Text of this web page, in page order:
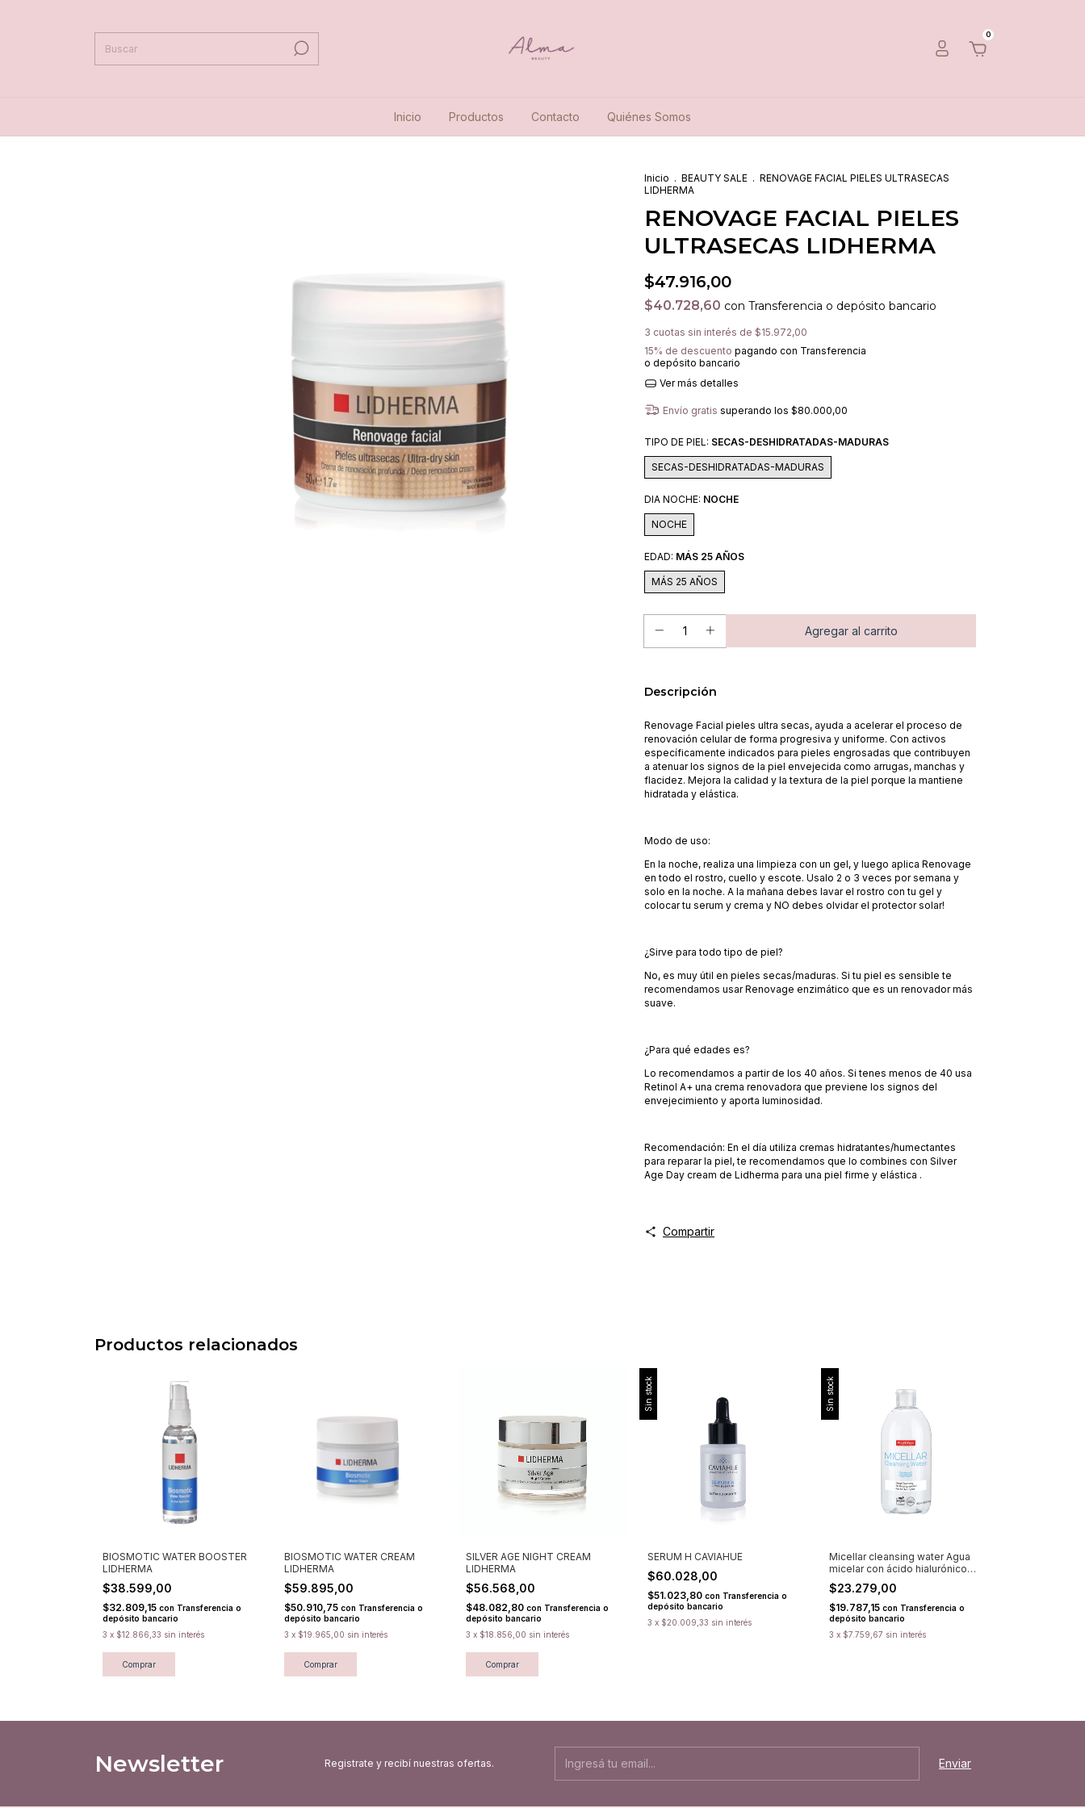
0
Inicio Productos Contacto Quiénes Somos
Inicio . BEAUTY SALE . RENOVAGE FACIAL PIELES ULTRASECAS
LIDHERMA
RENOVAGE FACIAL PIELES
ULTRASECAS LIDHERMA
$47.916,00
$40.728,60 con Transferencia o depósito bancario
3 cuotas sin interés de $15.972,00
15% de descuento pagando con Transferencia
o depósito bancario
Ver más detalles
Envío gratis superando los $80.000,00
TIPO DE PIEL: SECAS-DESHIDRATADAS-MADURAS
SECAS-DESHIDRATADAS-MADURAS
DIA NOCHE: NOCHE
NOCHE
EDAD: MÁS 25 AÑOS
MÁS 25 AÑOS
Descripción
Renovage Facial pieles ultra secas, ayuda a acelerar el proceso de
renovación celular de forma progresiva y uniforme. Con activos
específicamente indicados para pieles engrosadas que contribuyen
a atenuar los signos de la piel envejecida como arrugas, manchas y
flacidez. Mejora la calidad y la textura de la piel porque la mantiene
hidratada y elástica.
Modo de uso:
En la noche, realiza una limpieza con un gel, y luego aplica Renovage
en todo el rostro, cuello y escote. Usalo 2 o 3 veces por semana y
solo en la noche. A la mañana debes lavar el rostro con tu gel y
colocar tu serum y crema y NO debes olvidar el protector solar!
¿Sirve para todo tipo de piel?
No, es muy útil en pieles secas/maduras. Si tu piel es sensible te
recomendamos usar Renovage enzimático que es un renovador más
suave.
¿Para qué edades es?
Lo recomendamos a partir de los 40 años. Si tenes menos de 40 usa
Retinol A+ una crema renovadora que previene los signos del
envejecimiento y aporta luminosidad.
Recomendación: En el día utiliza cremas hidratantes/humectantes
para reparar la piel, te recomendamos que lo combines con Silver
Age Day cream de Lidherma para una piel firme y elástica .
Compartir
Productos relacionados
BIOSMOTIC WATER BOOSTER
LIDHERMA
$38.599,00
$32.809,15 con Transferencia o
depósito bancario
3 x $12.866,33 sin interés
Comprar
BIOSMOTIC WATER CREAM
LIDHERMA
$59.895,00
$50.910,75 con Transferencia o
depósito bancario
3 x $19.965,00 sin interés
Comprar
SILVER AGE NIGHT CREAM
LIDHERMA
$56.568,00
$48.082,80 con Transferencia o
depósito bancario
3 x $18.856,00 sin interés
Comprar
Sin stock
SERUM H CAVIAHUE
$60.028,00
$51.023,80 con Transferencia o
depósito bancario
3 x $20.009,33 sin interés
Sin stock
Micellar cleansing water Agua
micelar con ácido hialurónico
PUREDERM
$23.279,00
$19.787,15 con Transferencia o
depósito bancario
3 x $7.759,67 sin interés
Newsletter Registrate y recibí nuestras ofertas.